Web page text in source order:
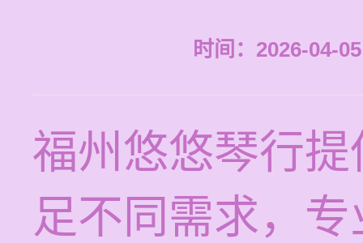
时间：2026-04-
福州悠悠琴行
足不同需求，